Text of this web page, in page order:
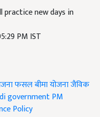
new days in
PM IST
फसल बीमा योजनाजैविक
governmentPM
Policy